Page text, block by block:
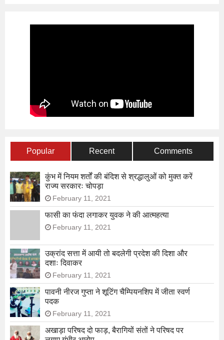
Popular Recent Comments
कुंभ में नियम शर्तों की बंदिश से श्रद्धालुओं को मुक्त करें
राज्य सरकारः चोपड़ा
February 11, 2021
फासी का फंदा लगाकर युवक ने की आत्महत्या
February 11, 2021
उक्रांद सत्ता में आयी तो बदलेगी प्रदेश की दिशा और
दशाः दिवाकर
February 11, 2021
पावनी नीरज गुप्ता ने शूटिंग चैम्पियनशिप में जीता स्वर्ण
पदक
February 11, 2021
अखाड़ा परिषद दो फाड़, बैरागियों संतों ने परिषद पर